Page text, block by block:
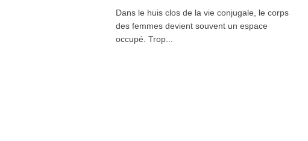
Dans le huis clos de la vie conjugale, le corps
des femmes devient souvent un espace
occupé. Trop...